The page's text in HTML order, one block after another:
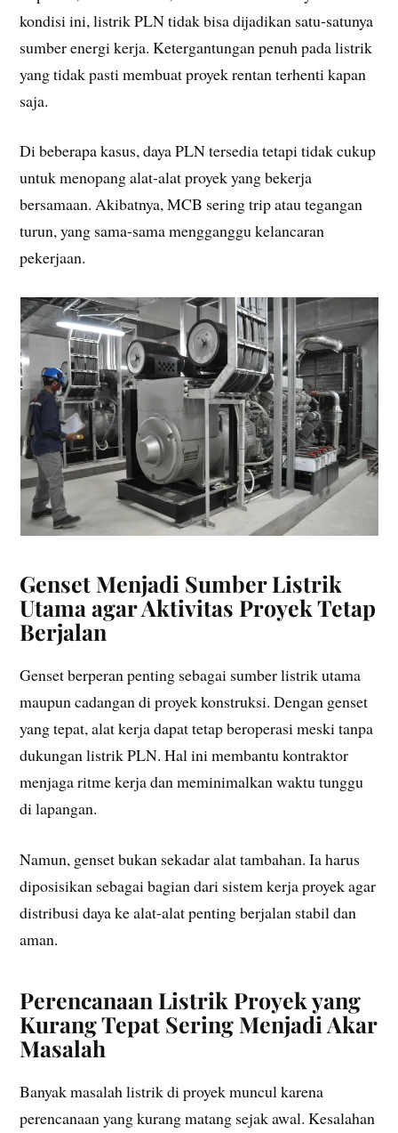
kondisi ini, listrik PLN tidak bisa dijadikan satu-satunya
sumber energi kerja. Ketergantungan penuh pada listrik
yang tidak pasti membuat proyek rentan terhenti kapan
saja.
Di beberapa kasus, daya PLN tersedia tetapi tidak cukup
untuk menopang alat-alat proyek yang bekerja
bersamaan. Akibatnya, MCB sering trip atau tegangan
turun, yang sama-sama mengganggu kelancaran
pekerjaan.
Genset Menjadi Sumber Listrik
Utama agar Aktivitas Proyek Tetap
Berjalan
Genset berperan penting sebagai sumber listrik utama
maupun cadangan di proyek konstruksi. Dengan genset
yang tepat, alat kerja dapat tetap beroperasi meski tanpa
dukungan listrik PLN. Hal ini membantu kontraktor
menjaga ritme kerja dan meminimalkan waktu tunggu
di lapangan.
Namun, genset bukan sekadar alat tambahan. Ia harus
diposisikan sebagai bagian dari sistem kerja proyek agar
distribusi daya ke alat-alat penting berjalan stabil dan
aman.
Perencanaan Listrik Proyek yang
Kurang Tepat Sering Menjadi Akar
Masalah
Banyak masalah listrik di proyek muncul karena
perencanaan yang kurang matang sejak awal. Kesalahan